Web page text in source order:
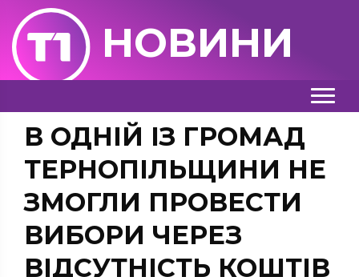
НОВИНИ
В ОДНІЙ ІЗ ГРОМАД
ТЕРНОПІЛЬЩИНИ НЕ
ЗМОГЛИ ПРОВЕСТИ
ВИБОРИ ЧЕРЕЗ
ВІДСУТНІСТЬ КОШТІВ